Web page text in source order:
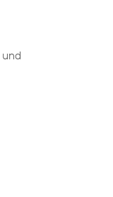
und